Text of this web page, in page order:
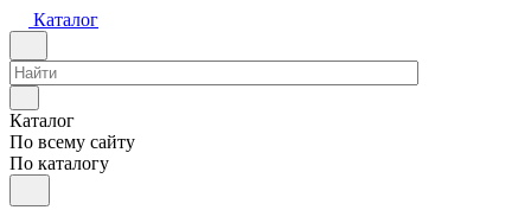
Каталог
Каталог
По всему сайту
По каталогу